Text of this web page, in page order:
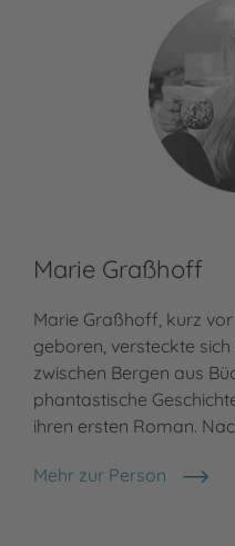
Marie Graßhoff
Marie Graßhoff, kurz
geboren, versteckte
zwischen Bergen aus
phantastische
ihren ersten Roman.
Mehr zur Person
Marie Graßhoff